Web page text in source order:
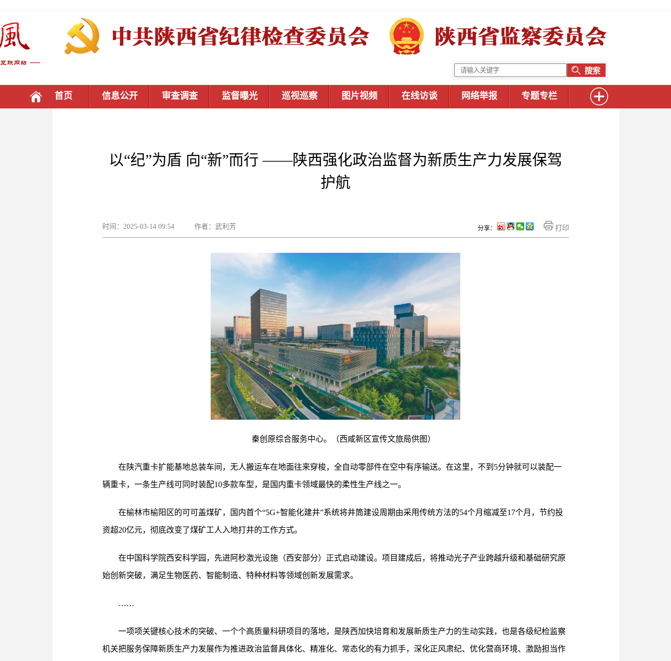
首页 信息公开 审查调查 监督曝光 巡视巡察 图片视频 在线访谈 网络举报 专题专栏
以“纪”为盾 向“新”而行 ——陕西强化政治监督为新质生产力发展保驾
护航
时间：2025-03-14 09:54 作者：武利芳 打印
分享：
秦创原综合服务中心。（西咸新区宣传文旅局供图）
在陕汽重卡扩能基地总装车间，无人搬运车在地面往来穿梭，全自动零部件在空中有序输送。在这里，不到5分钟就可以装配一
辆重卡，一条生产线可同时装配10多款车型，是国内重卡领域最快的柔性生产线之一。
在榆林市榆阳区的可可盖煤矿，国内首个“5G+智能化建井”系统将井筒建设周期由采用传统方法的54个月缩减至17个月，节约投
资超20亿元，彻底改变了煤矿工人入地打井的工作方式。
在中国科学院西安科学园，先进阿秒激光设施（西安部分）正式启动建设。项目建成后，将推动光子产业跨越升级和基础研究原
始创新突破，满足生物医药、智能制造、特种材料等领域创新发展需求。
……
一项项关键核心技术的突破、一个个高质量科研项目的落地，是陕西加快培育和发展新质生产力的生动实践，也是各级纪检监察
机关把服务保障新质生产力发展作为推进政治监督具体化、精准化、常态化的有力抓手，深化正风肃纪、优化营商环境、激励担当作